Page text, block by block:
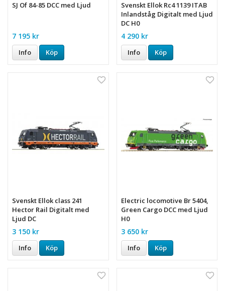
SJ Of 84-85 DCC med Ljud
7 195 kr
Info Köp
Svenskt Ellok Rc4 1139 ITAB
Inlandståg Digitalt med Ljud
DC H0
4 290 kr
Info Köp
Svenskt Ellok class 241
Hector Rail Digitalt med
Ljud DC
3 150 kr
Info Köp
Electric locomotive Br 5404,
Green Cargo DCC med Ljud
H0
3 650 kr
Info Köp